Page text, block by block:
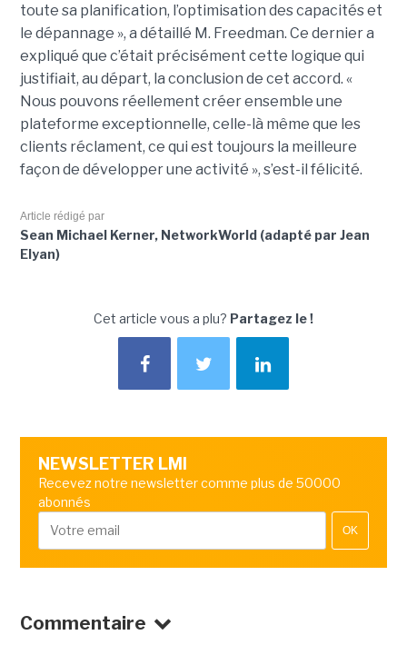
toute sa planification, l’optimisation des capacités et
le dépannage », a détaillé M. Freedman. Ce dernier a
expliqué que c’était précisément cette logique qui
justifiait, au départ, la conclusion de cet accord. «
Nous pouvons réellement créer ensemble une
plateforme exceptionnelle, celle-là même que les
clients réclament, ce qui est toujours la meilleure
façon de développer une activité », s’est-il félicité.
Article rédigé par
Sean Michael Kerner, NetworkWorld (adapté par Jean
Elyan)
Cet article vous a plu? Partagez le !
NEWSLETTER LMI
Recevez notre newsletter comme plus de 50000
abonnés
OK
Commentaire